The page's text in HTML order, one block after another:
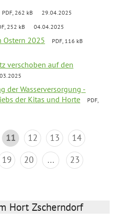
PDF, 262 kB 29.04.2025
252 kB 04.04.2025
Ostern 2025
PDF, 116 kB
verschoben auf den
der Wasserversorgung -
der Kitas und Horte
PDF,
11 12 13
14
19 20 ... 23
Hort Zscherndorf